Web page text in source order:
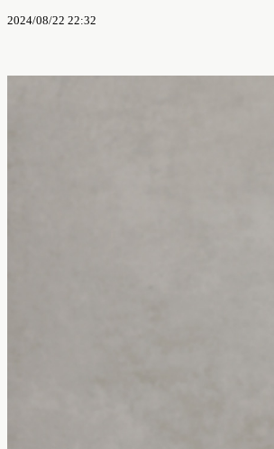
2024/08/22 22:32